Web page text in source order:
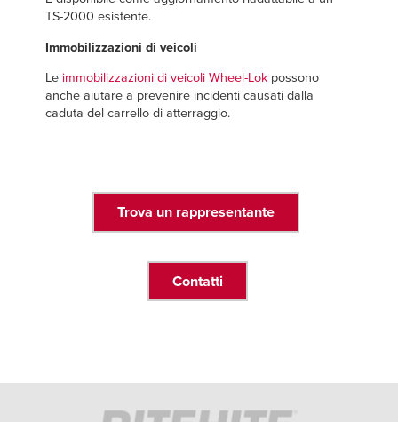
TS-2000 esistente.
Immobilizzazioni di veicoli
Le immobilizzazioni di veicoli Wheel-Lokpossono
anche aiutare a prevenire incidenti causati dalla
caduta del carrello di atterraggio.
Trova un rappresentante
Contatti